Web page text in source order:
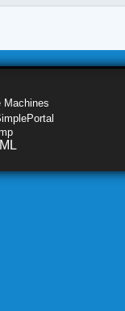
Machines